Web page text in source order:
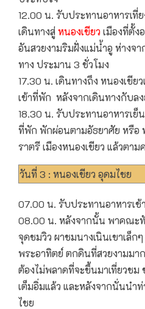
12.00 น. รับประทานอาหารเ
เดินทางสู่ หนองเขียวเมืองที่ตั้ง
อันสวยงามริมฝั่งแม่น้ำอู ห่างจา
ทาง ประมาน 3 ชั่วโมง
17.30 น. เดินทางถึง หนองเขีย
เข้าที่พัก หลังจากเดินทางกับล
18.30 น. รับประทานอาหารเย็
ที่พัก พักผ่อนตามอัธยาศัย หรือ
ราตรี เมืองหนองเขียว แล้วตาม
วันที่ 3 : หนองเขียว อุดมไชย
07.00 น. รับประทานอาหารเช้
08.00 น. หลังจากนั้น พาคณะ
จุดชมวิว ผาชมนางเนินเขาเล็ก
พระอาทิตย์ ตกดินที่สวยงามมา
ต้องไม่พลาดที่จะขึ้นมาเที่ยวชม
เต็มอิ่มแล้ว และหลังจากนั่นนำ
ไชย